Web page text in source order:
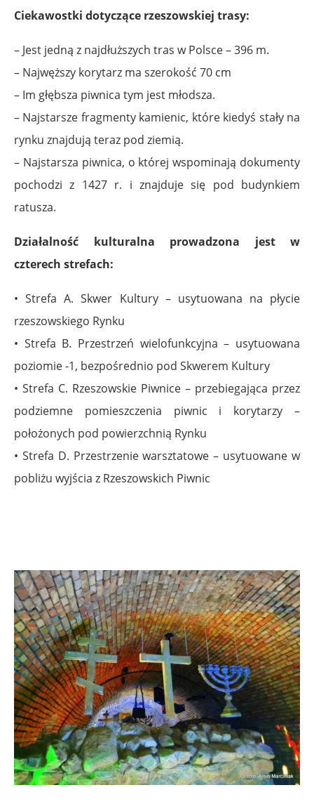
Ciekawostki dotyczące rzeszowskiej trasy:
– Jest jedną z najdłuższych tras w Polsce – 396 m.
– Najwęższy korytarz ma szerokość 70 cm
– Im głębsza piwnica tym jest młodsza.
– Najstarsze fragmenty kamienic, które kiedyś stały na
rynku znajdują teraz pod ziemią.
– Najstarsza piwnica, o której wspominają dokumenty
pochodzi z 1427 r. i znajduje się pod budynkiem
ratusza.
Działalność kulturalna prowadzona jest w
czterech strefach:
• Strefa A. Skwer Kultury – usytuowana na płycie
rzeszowskiego Rynku
• Strefa B. Przestrzeń wielofunkcyjna – usytuowana
poziomie -1, bezpośrednio pod Skwerem Kultury
• Strefa C. Rzeszowskie Piwnice – przebiegająca przez
podziemne pomieszczenia piwnic i korytarzy –
położonych pod powierzchnią Rynku
• Strefa D. Przestrzenie warsztatowe – usytuowane w
pobliżu wyjścia z Rzeszowskich Piwnic